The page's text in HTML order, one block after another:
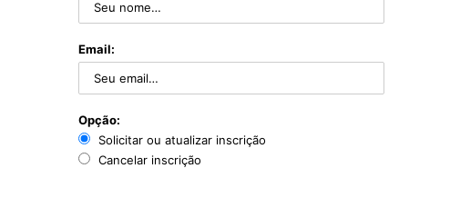
Email:
Opção:
Solicitar ou atualizar inscrição
Cancelar inscrição